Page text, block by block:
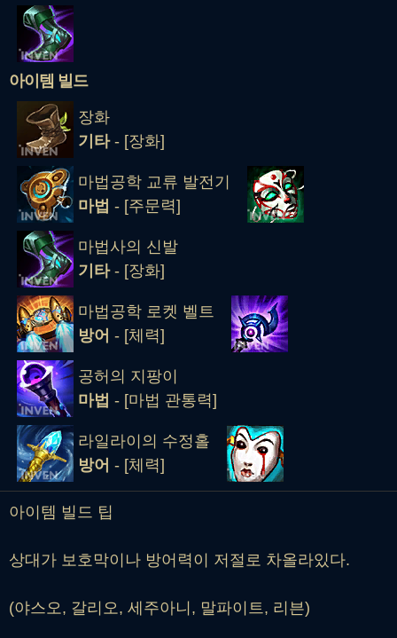
아이템 빌드
장화
기타- [장화]
마법공학 교류 발전기
마법 - [주문력]
마법사의 신발
기타- [장화]
마법공학 로켓 벨트
방어 - [체력]
공허의 지팡이
마법 - [마법 관통력]
라일라이의 수정홀
방어 - [체력]
아이템 빌드 팁
상대가 보호막이나 방어력이 저절로 차올라있다.
(야스오, 갈리오, 세주아니, 말파이트, 리븐)